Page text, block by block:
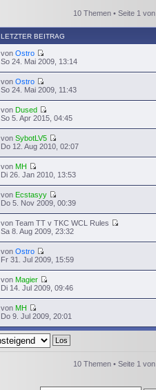
10 Themen • Seite 1 von
LETZTER BEITRAG
von Ostro
So 24. Mai 2009, 13:14
von Ostro
So 24. Mai 2009, 11:43
von Dused
So 5. Apr 2015, 04:45
von SybotLV5
Do 12. Aug 2010, 02:07
von MH
Di 26. Jan 2010, 13:53
von Ecstasyy
Do 5. Nov 2009, 00:39
von Team TT v TKC WCL Rules
Sa 8. Aug 2009, 23:32
von Ostro
Fr 31. Jul 2009, 15:59
von Magier
Di 14. Jul 2009, 09:46
von MH
Do 9. Jul 2009, 20:01
10 Themen • Seite 1 von